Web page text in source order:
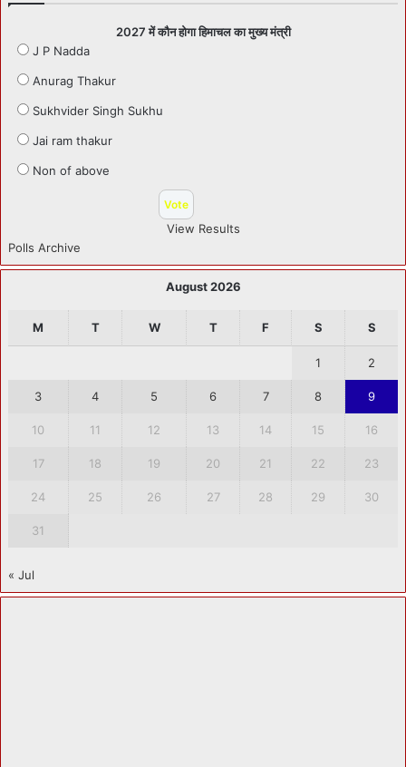
2027 में कौन होगा हिमाचल का मुख्य मंत्री
J P Nadda
Anurag Thakur
Sukhvider Singh Sukhu
Jai ram thakur
Non of above
View Results
Polls Archive
August 2026
M T W T F S S
1 2
3 4 5 6 7 8 9
10 11 12 13 14 15 16
17 18 19 20 21 22 23
24 25 26 27 28 29 30
31
« Jul